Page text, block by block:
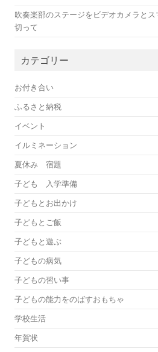
吹奏楽部のステージをビデオカメラと
切って
カテゴリー
お付き合い
ふるさと納税
イベント
イルミネーション
夏休み 宿題
子ども 入学準備
子どもとお出かけ
子どもとご飯
子どもと遊ぶ
子どもの病気
子どもの習い事
子どもの能力をのばすおもちゃ
学校生活
年賀状